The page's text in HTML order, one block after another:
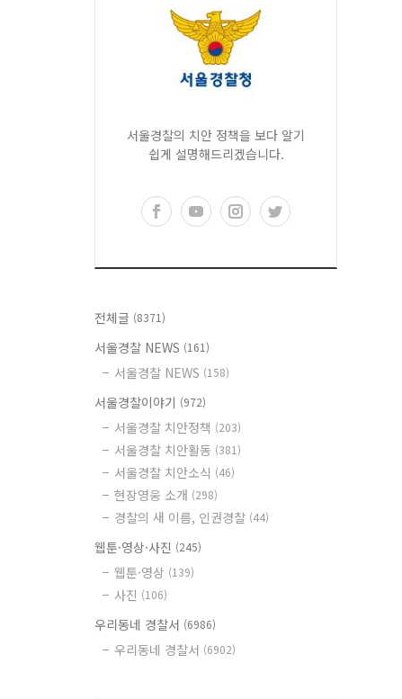
서울경찰의 치안 정책을 보다 알기
쉽게 설명해드리겠습니다.
전체글 (8371)
서울경찰 NEWS (161)
서울경찰 NEWS (158)
서울경찰이야기 (972)
서울경찰 치안정책 (203)
서울경찰 치안활동 (381)
서울경찰 치안소식 (46)
현장영웅 소개 (298)
경찰의 새 이름, 인권경찰 (44)
웹툰·영상·사진 (245)
웹툰·영상 (139)
사진 (106)
우리동네 경찰서 (6986)
우리동네 경찰서 (6902)